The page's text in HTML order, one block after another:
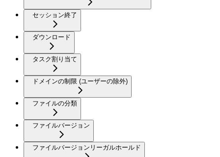
セッション終了
ダウンロード
タスク割り当て
ドメインの制限 (ユーザーの除外)
ファイルの分類
ファイルバージョン
ファイルバージョンリーガルホールド